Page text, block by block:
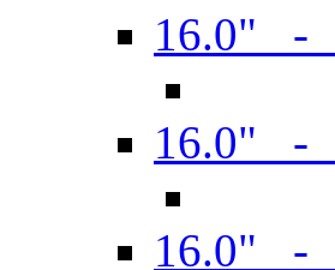
16.0" -
16.0" -
16.0" -